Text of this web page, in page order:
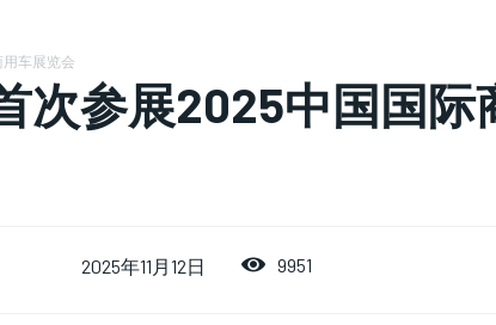
We have a curated list
from all across the
you get access to
We have a curated list
from all across the
you get access to
We have a curated list
from all across the
you get access to
车展览会
次参展2025中国国际
2025年11月12日 9951